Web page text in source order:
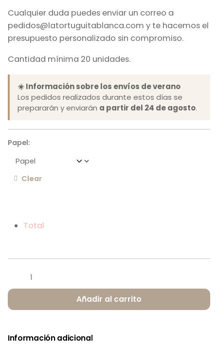
Cualquier duda puedes enviar un correo a
pedidos@latortuguitablanca.com y te hacemos el
presupuesto personalizado sin compromiso.
Cantidad mínima 20 unidades.
☀️ Información sobre los envíos de verano
Los pedidos realizados durante estos días se
prepararán y enviarán a partir del 24 de agosto.
Papel:
Clear
Total
Añadir al carrito
Información adicional